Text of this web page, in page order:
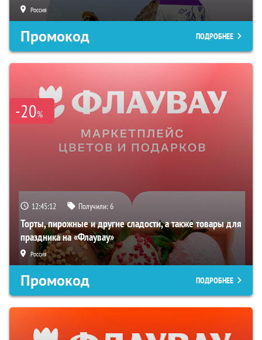
Россия
Промокод ПОДРОБНЕЕ
-20%
12:45:11 Получили:6
Торты, пирожные и другие сладости, а также товары для
праздника на «Флаувау»
Россия
Промокод ПОДРОБНЕЕ